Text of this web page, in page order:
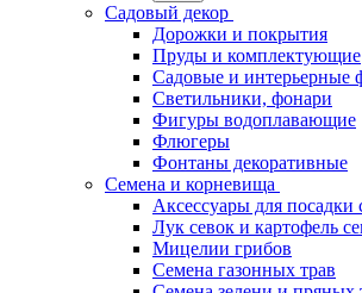
Садовый декор
Дорожки и покрытия
Пруды и комплектующие
Садовые и интерьерные
Светильники, фонари
Фигуры водоплавающие
Флюгеры
Фонтаны декоративные
Семена и корневища
Аксессуары для посадки
Лук севок и картофель
Мицелии грибов
Семена газонных трав